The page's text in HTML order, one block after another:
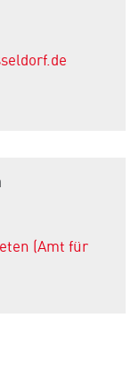
(Amt für